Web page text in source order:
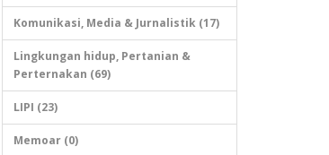
Komunikasi, Media & Jurnalistik (17)
Lingkungan hidup, Pertanian &
Perternakan (69)
LIPI (23)
Memoar (0)